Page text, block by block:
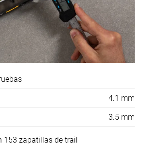
4.1 mm
3.5 mm
153 zapatillas de trail